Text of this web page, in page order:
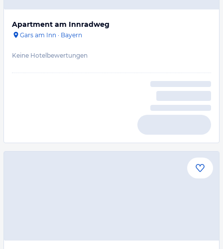
Apartment am Innradweg
Gars am Inn · Bayern
Keine Hotelbewertungen